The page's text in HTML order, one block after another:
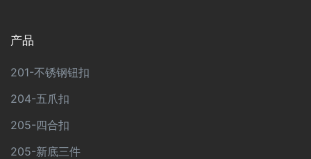
产品
201-不锈钢钮扣
204-五爪扣
205-四合扣
205-新底三件